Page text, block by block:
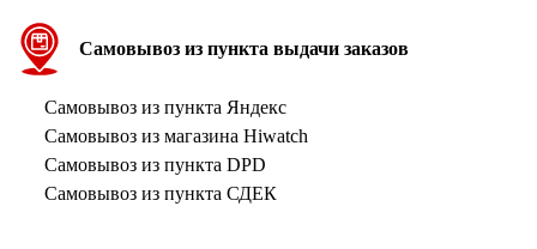
Самовывоз из пункта выдачи заказов
Самовывоз из пункта Яндекс
Самовывоз из магазина Hiwatch
Самовывоз из пункта DPD
Самовывоз из пункта СДЕК